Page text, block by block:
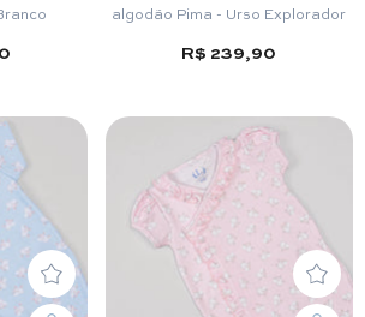
algodão Pima - Urso Explorador
R$ 239,90